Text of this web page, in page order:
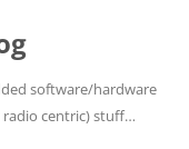
software/hardware
centric) stuff…